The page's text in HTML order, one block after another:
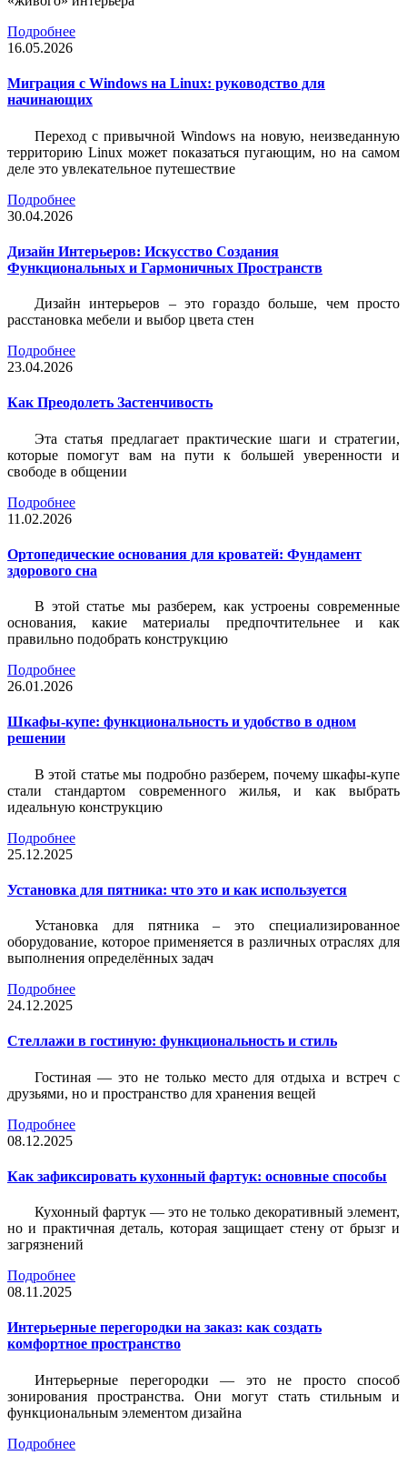
Подробнее
16.05.2026
Миграция с Windows на Linux: руководство для
начинающих
Переход с привычной Windows на новую, неизведанную
территорию Linux может показаться пугающим, но на самом
деле это увлекательное путешествие
Подробнее
30.04.2026
Дизайн Интерьеров: Искусство Создания
Функциональных и Гармоничных Пространств
Дизайн интерьеров – это гораздо больше, чем просто
расстановка мебели и выбор цвета стен
Подробнее
23.04.2026
Как Преодолеть Застенчивость
Эта статья предлагает практические шаги и стратегии,
которые помогут вам на пути к большей уверенности и
свободе в общении
Подробнее
11.02.2026
Ортопедические основания для кроватей: Фундамент
здорового сна
В этой статье мы разберем, как устроены современные
основания, какие материалы предпочтительнее и как
правильно подобрать конструкцию
Подробнее
26.01.2026
Шкафы-купе: функциональность и удобство в одном
решении
В этой статье мы подробно разберем, почему шкафы-купе
стали стандартом современного жилья, и как выбрать
идеальную конструкцию
Подробнее
25.12.2025
Установка для пятника: что это и как используется
Установка для пятника – это специализированное
оборудование, которое применяется в различных отраслях для
выполнения определённых задач
Подробнее
24.12.2025
Стеллажи в гостиную: функциональность и стиль
Гостиная — это не только место для отдыха и встреч с
друзьями, но и пространство для хранения вещей
Подробнее
08.12.2025
Как зафиксировать кухонный фартук: основные способы
Кухонный фартук — это не только декоративный элемент,
но и практичная деталь, которая защищает стену от брызг и
загрязнений
Подробнее
08.11.2025
Интерьерные перегородки на заказ: как создать
комфортное пространство
Интерьерные перегородки — это не просто способ
зонирования пространства. Они могут стать стильным и
функциональным элементом дизайна
Подробнее